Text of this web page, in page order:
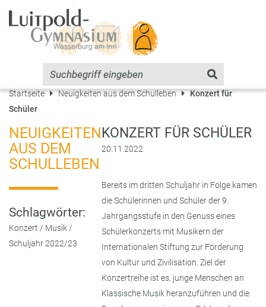
Startseite Neuigkeiten aus dem Schulleben
Konzert für
Schüler
NEUIGKEITEN
AUS DEM
SCHULLEBEN
Schlagwörter:
Konzert / Musik/
Schuljahr 2022/23
KONZERT FÜR SCHÜLER
20.11.2022
Bereits im dritten Schuljahr in Folge kamen
die Schülerinnen und Schüler der 9.
Jahrgangsstufe in den Genuss eines
Schülerkonzerts mit Musikern der
Internationalen Stiftung zur Förderung
von Kultur und Zivilisation. Ziel der
Konzertreihe ist es, junge Menschen an
Klassische Musik heranzuführen und die